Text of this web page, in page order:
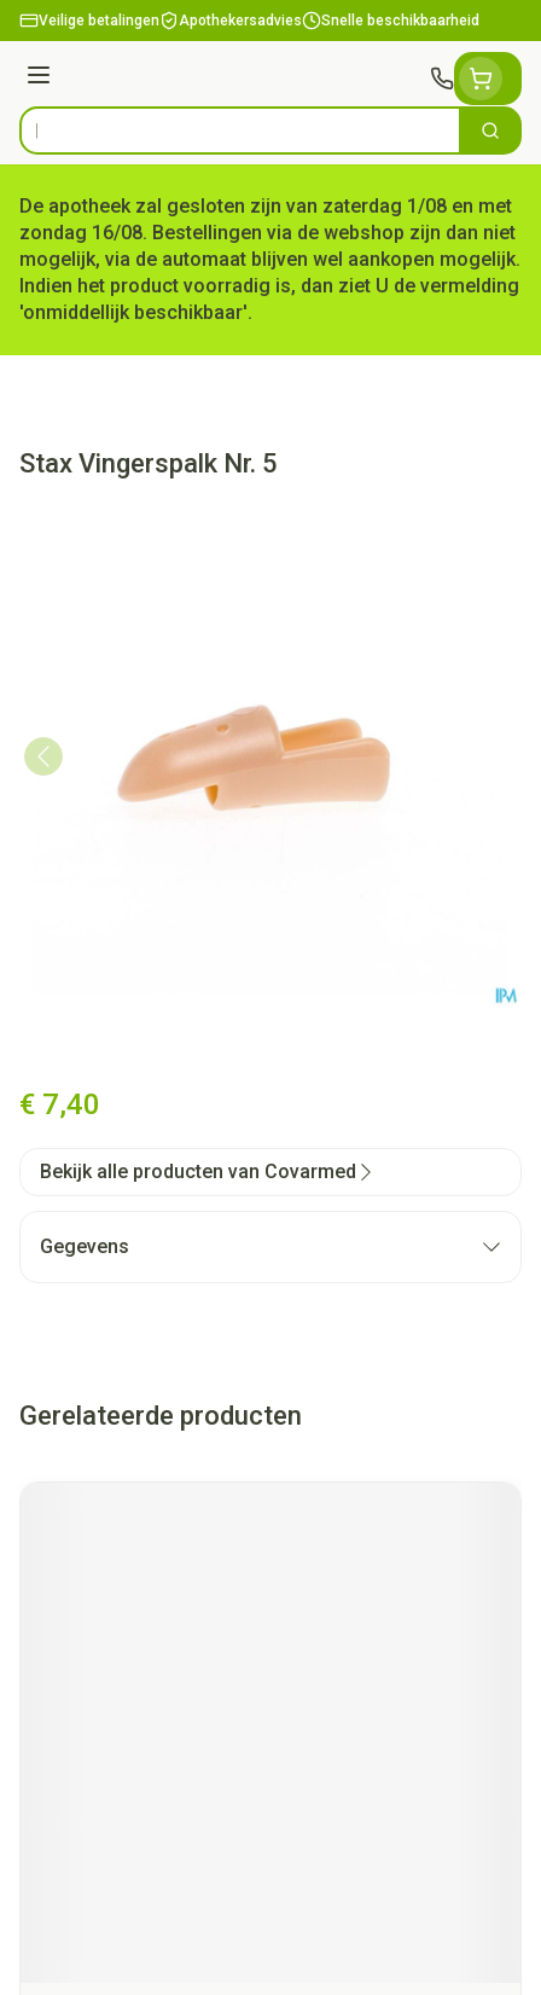
Ga naar de inhoud
Veilige betalingen Apothekersadvies Snelle beschikbaarheid
Menu
Product, merk, categorie... Zoek
De apotheek zal gesloten zijn van zaterdag 1/08 en met
zondag 16/08. Bestellingen via de webshop zijn dan niet
mogelijk, via de automaat blijven wel aankopen mogelijk.
Indien het product voorradig is, dan ziet U de vermelding
'onmiddellijk beschikbaar'.
Stax Vingerspalk Nr. 5
€ 7,40
Bekijk alle producten van Covarmed
Gegevens
Gerelateerde producten